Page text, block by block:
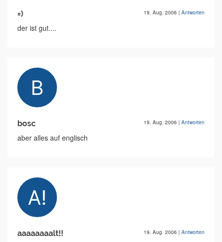
=) 19. Aug. 2006 | Antworten
der ist gut....
bosc 19. Aug. 2006 | Antworten
aber alles auf englisch
aaaaaaaalt!! 19. Aug. 2006 | Antworten